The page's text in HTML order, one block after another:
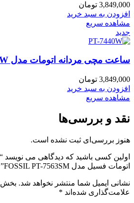
3,849,000 تومان
افزودن به سبد خرید
مشاهده سریع
جدید
ساعت مچی مردانه اتومات مدل PT-7440W
3,849,000 تومان
افزودن به سبد خرید
مشاهده سریع
نقد و بررسی‌ها
هنوز بررسی‌ای ثبت نشده است.
اولین کسی باشید که دیدگاهی می
اتومات فسیل مدل FOSSIL PT-7563SM”
نشانی ایمیل شما منتشر نخواهد شد.
علامت‌گذاری شده‌اند *